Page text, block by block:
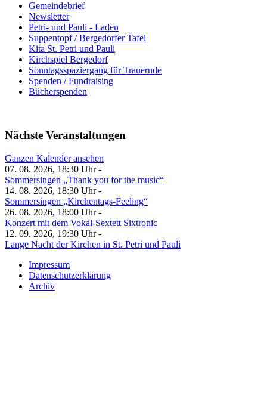
Gemeindebrief
Newsletter
Petri- und Pauli - Laden
Suppentopf / Bergedorfer Tafel
Kita St. Petri und Pauli
Kirchspiel Bergedorf
Sonntagsspaziergang für Trauernde
Spenden / Fundraising
Bücherspenden
Nächste Veranstaltungen
Ganzen Kalender ansehen
07. 08. 2026, 18:30 Uhr -
Sommersingen „Thank you for the music“
14. 08. 2026, 18:30 Uhr -
Sommersingen „Kirchentags-Feeling“
26. 08. 2026, 18:00 Uhr -
Konzert mit dem Vokal-Sextett Sixtronic
12. 09. 2026, 19:30 Uhr -
Lange Nacht der Kirchen in St. Petri und Pauli
Impressum
Datenschutzerklärung
Archiv